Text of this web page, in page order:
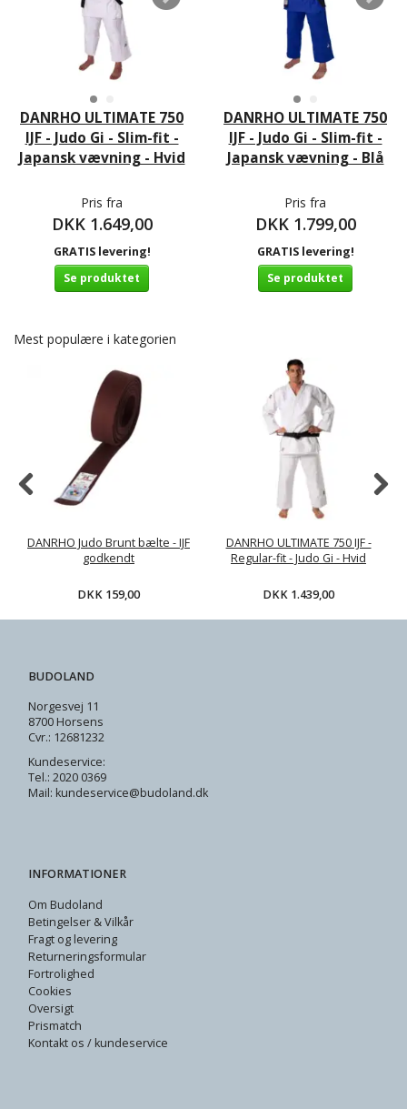
DANRHO ULTIMATE 750
IJF - Judo Gi - Slim-fit -
Japansk vævning - Hvid
Pris fra
DKK 1.649,00
GRATIS levering!
Se produktet
DANRHO ULTIMATE 750
IJF - Judo Gi - Slim-fit -
Japansk vævning - Blå
Pris fra
DKK 1.799,00
GRATIS levering!
Se produktet
Mest populære i kategorien
DANRHO Judo Brunt bælte - IJF
godkendt
DKK 159,00
DANRHO ULTIMATE 750 IJF -
Regular-fit - Judo Gi - Hvid
DKK 1.439,00
BUDOLAND
Norgesvej 11
8700 Horsens
Cvr.: 12681232
Kundeservice:
Tel.: 2020 0369
Mail: kundeservice@budoland.dk
INFORMATIONER
Om Budoland
Betingelser & Vilkår
Fragt og levering
Returneringsformular
Fortrolighed
Cookies
Oversigt
Prismatch
Kontakt os / kundeservice